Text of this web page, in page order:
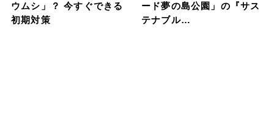
ウムシ」？ 今すぐできる
初期対策
ード夢の島公園」の『サス
テナブル…